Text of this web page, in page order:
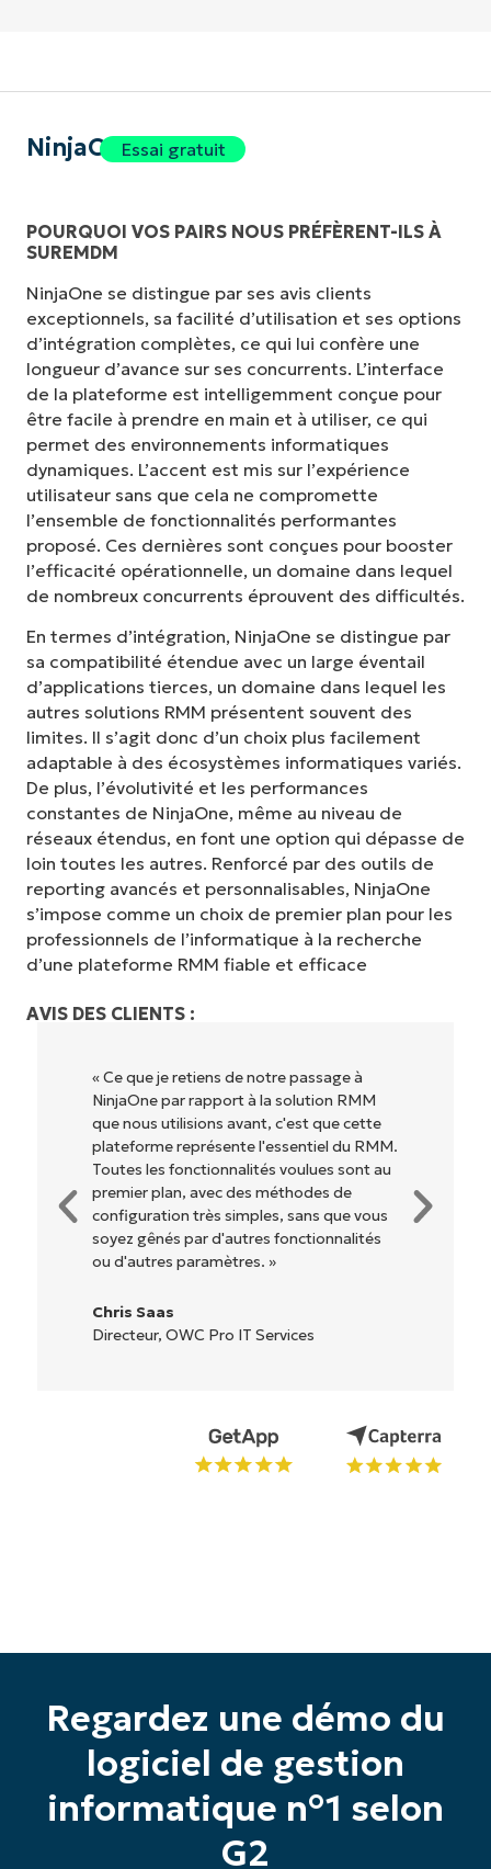
NinjaOneEssai gratuit
POURQUOI VOS PAIRS NOUS PRÉFÈRENT-ILS À
SUREMDM
NinjaOne se distingue par ses avis clients
exceptionnels, sa facilité d’utilisation et ses options
d’intégration complètes, ce qui lui confère une
longueur d’avance sur ses concurrents. L’interface
de la plateforme est intelligemment conçue pour
être facile à prendre en main et à utiliser, ce qui
permet des environnements informatiques
dynamiques. L’accent est mis sur l’expérience
utilisateur sans que cela ne compromette
l’ensemble de fonctionnalités performantes
proposé. Ces dernières sont conçues pour booster
l’efficacité opérationnelle, un domaine dans lequel
de nombreux concurrents éprouvent des difficultés.
En termes d’intégration, NinjaOne se distingue par
sa compatibilité étendue avec un large éventail
d’applications tierces, un domaine dans lequel les
autres solutions RMM présentent souvent des
limites. Il s’agit donc d’un choix plus facilement
adaptable à des écosystèmes informatiques variés.
De plus, l’évolutivité et les performances
constantes de NinjaOne, même au niveau de
réseaux étendus, en font une option qui dépasse de
loin toutes les autres. Renforcé par des outils de
reporting avancés et personnalisables, NinjaOne
s’impose comme un choix de premier plan pour les
professionnels de l’informatique à la recherche
d’une plateforme RMM fiable et efficace
AVIS DES CLIENTS :
« NinjaOne est extrêmement simple
d'utilisation grâce à une interface fluide et
des fonctionnalités back-end puissantes.
Pas de configuration complexe ou
d'interface difficile à maîtriser. Toutes les
options et tous les outils sont clairement
étiquetés, faciles à comprendre et il est
très facile de s'y retrouver. »
Reiffenberger.NET Technology Solutions
Regardez une démo du
logiciel de gestion
informatique n°1 selon
G2
Commencez votre essai de 14 jours